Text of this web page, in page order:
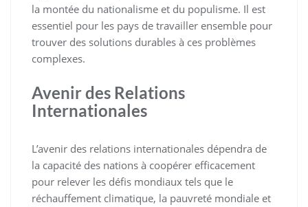
la montée du nationalisme et du populisme. Il est
essentiel pour les pays de travailler ensemble pour
trouver des solutions durables à ces problèmes
complexes.
Avenir des Relations
Internationales
L’avenir des relations internationales dépendra de
la capacité des nations à coopérer efficacement
pour relever les défis mondiaux tels que le
réchauffement climatique, la pauvreté mondiale et